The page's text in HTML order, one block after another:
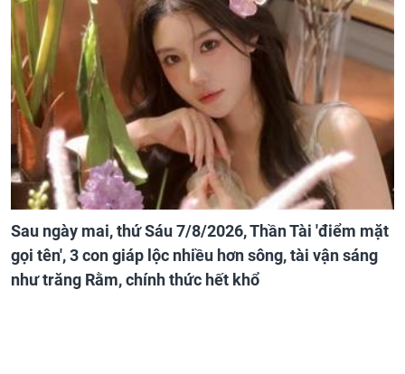
Sau ngày mai, thứ Sáu 7/8/2026, Thần Tài 'điểm mặt
gọi tên', 3 con giáp lộc nhiều hơn sông, tài vận sáng
như trăng Rằm, chính thức hết khổ